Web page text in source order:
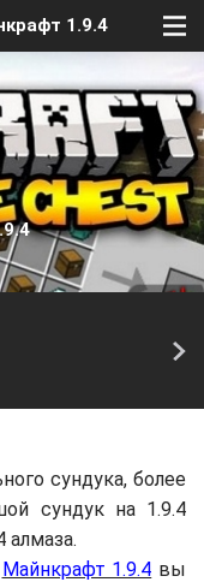
1.9.4
сундука, более
сундук на 1.9.4
алмаза.
Майнкрафт 1.9.4 вы